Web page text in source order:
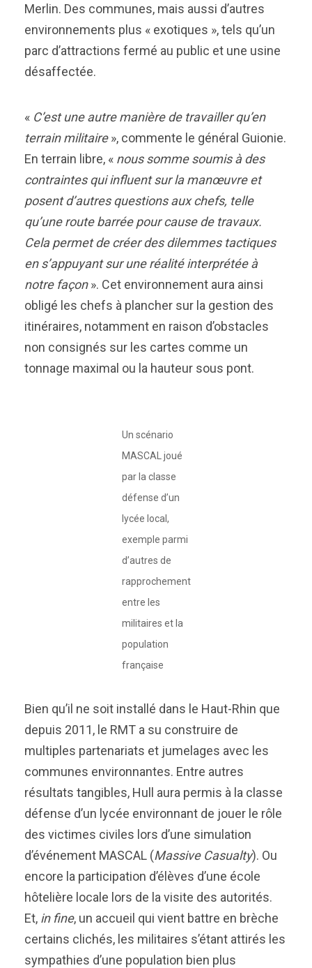
Merlin. Des communes, mais aussi d’autres
environnements plus « exotiques », tels qu’un
parc d’attractions fermé au public et une usine
désaffectée.
« C’est une autre manière de travailler qu’en
terrain militaire», commente le général Guionie.
En terrain libre, « nous somme soumis à des
contraintes qui influent sur la manœuvre et
posent d’autres questions aux chefs, telle
qu’une route barrée pour cause de travaux.
Cela permet de créer des dilemmes tactiques
en s’appuyant sur une réalité interprétée à
notre façon». Cet environnement aura ainsi
obligé les chefs à plancher sur la gestion des
itinéraires, notamment en raison d’obstacles
non consignés sur les cartes comme un
tonnage maximal ou la hauteur sous pont.
Un scénario
MASCAL joué
par la classe
défense d’un
lycée local,
exemple parmi
d’autres de
rapprochement
entre les
militaires et la
population
française
Bien qu’il ne soit installé dans le Haut-Rhin que
depuis 2011, le RMT a su construire de
multiples partenariats et jumelages avec les
communes environnantes. Entre autres
résultats tangibles, Hull aura permis à la classe
défense d’un lycée environnant de jouer le rôle
des victimes civiles lors d’une simulation
d’événement MASCAL (Massive Casualty). Ou
encore la participation d’élèves d’une école
hôtelière locale lors de la visite des autorités.
Et, in fine, un accueil qui vient battre en brèche
certains clichés, les militaires s’étant attirés les
sympathies d’une population bien plus